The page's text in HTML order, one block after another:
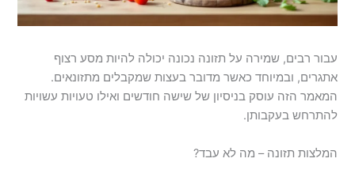
עבור רבים, שמירה על תזונה נכונה יכולה להיות מסע רצוף
אתגרים, ובמיוחד כאשר מדובר בעצות שמקבלים מתזונאים.
המאמר הזה עוסק בניסיון של שישה חודשים ואילו טעויות עשויות
להתרחש בעקבותן.
המלצות תזונה – מה לא עבד?